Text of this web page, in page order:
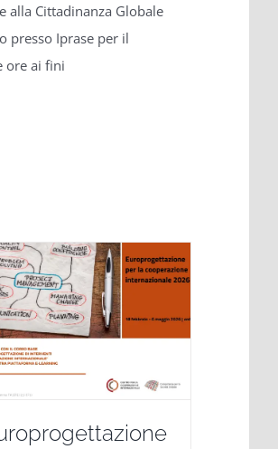
alla Cittadinanza Globale
presso Iprase per il
ore ai fini